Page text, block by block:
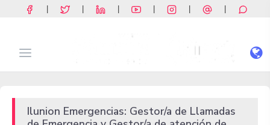
Ilunion Emergencias: Gestor/a de Llamadas